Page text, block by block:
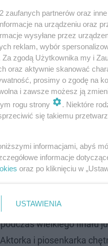
wielkiego finału
i piosenkarka
zaufanych partnerów oraz
na urządzeniu oraz
wysyłane przez
reklam, wybór
Za zgodą Użytkownika my i
oraz aktywnie skanować
prosimy o zgodę na
i zawsze możesz ją
rogu strony
. Niektóre
się takiemu
informacjami, abyś
informacje
oraz po kliknięciu w
USTAWIENIA